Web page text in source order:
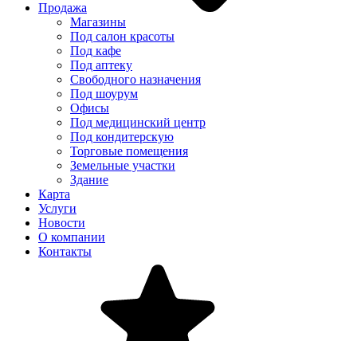
Продажа
Магазины
Под салон красоты
Под кафе
Под аптеку
Свободного назначения
Под шоурум
Офисы
Под медицинский центр
Под кондитерскую
Торговые помещения
Земельные участки
Здание
Карта
Услуги
Новости
О компании
Контакты